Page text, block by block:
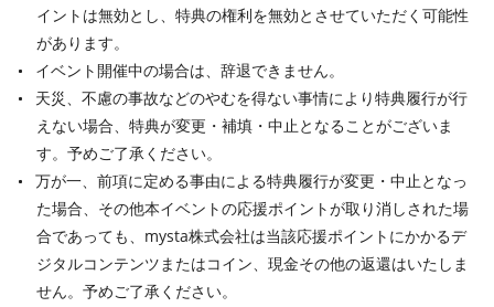
イントは無効とし、特典の権利を無効とさせていただく可能性
があります。
イベント開催中の場合は、辞退できません。
天災、不慮の事故などのやむを得ない事情により特典履行が行
えない場合、特典が変更・補填・中止となることがございま
す。予めご了承ください。
万が一、前項に定める事由による特典履行が変更・中止となっ
た場合、その他本イベントの応援ポイントが取り消しされた場
合であっても、mysta株式会社は当該応援ポイントにかかるデ
ジタルコンテンツまたはコイン、現金その他の返還はいたしま
せん。予めご了承ください。